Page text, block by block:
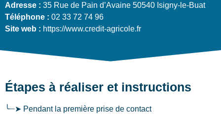
Adresse : 35 Rue de Pain d’Avaine 50540 Isigny-le-Buat
Téléphone : 02 33 72 74 96
Site web : https://www.credit-agricole.fr
Étapes à réaliser et instructions
╰┈➤ Pendant la première prise de contact